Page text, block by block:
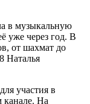
в музыкальную
уже через год. В
от шахмат до
Наталья
участия в
канале. На